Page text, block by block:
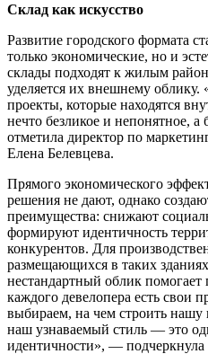
Склад как искусство
Развитие городского формата
только экономические, но и
склады подходят к жилым
уделяется их внешнему
проекты, которые находятся
нечто безликое и непонятное,
отметила директор по
Елена Белевцева.
Прямого экономического
решения не дают, однако
преимущества: снижают
формируют идентичность
конкурентов. Для
размещающихся в таких
нестандартный облик помогает
каждого девелопера есть свои
выбираем, на чем строить нашу
наш узнаваемый стиль — это
идентичности», — подчеркнула